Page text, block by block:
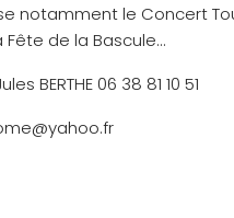
notamment le Concert
Fête de la Bascule…
BERTHE 06 38 81 10 51